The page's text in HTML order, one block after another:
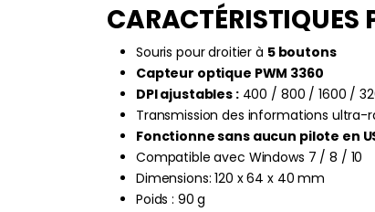
Souris pour droitier à 5 boutons
Capteur optique PWM 3360
DPI ajustables :400 / 800 / 1600 /
Transmission des informations ultra-
Fonctionne sans aucun pilote en
Compatible avec Windows 7 / 8 / 10
Dimensions: 120 x 64 x 40 mm
Poids : 90 g